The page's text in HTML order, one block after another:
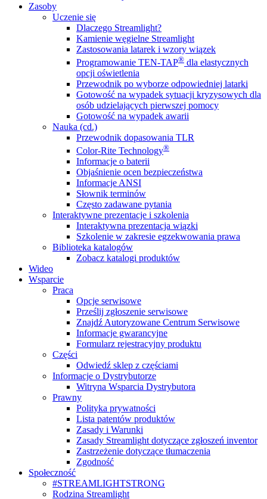
Zasoby
Uczenie się
Dlaczego Streamlight?
Kamienie węgielne Streamlight
Zastosowania latarek i wzory wiązek
Programowanie TEN-TAP® dla elastycznych
opcji oświetlenia
Przewodnik po wyborze odpowiedniej latarki
Gotowość na wypadek sytuacji kryzysowych dla
osób udzielających pierwszej pomocy
Gotowość na wypadek awarii
Nauka (cd.)
Przewodnik dopasowania TLR
Color-Rite Technology®
Informacje o baterii
Objaśnienie ocen bezpieczeństwa
Informacje ANSI
Słownik terminów
Często zadawane pytania
Interaktywne prezentacje i szkolenia
Interaktywna prezentacja wiązki
Szkolenie w zakresie egzekwowania prawa
Biblioteka katalogów
Zobacz katalogi produktów
Wideo
Wsparcie
Praca
Opcje serwisowe
Prześlij zgłoszenie serwisowe
Znajdź Autoryzowane Centrum Serwisowe
Informacje gwarancyjne
Formularz rejestracyjny produktu
Części
Odwiedź sklep z częściami
Informacje o Dystrybutorze
Witryna Wsparcia Dystrybutora
Prawny
Polityka prywatności
Lista patentów produktów
Zasady i Warunki
Zasady Streamlight dotyczące zgłoszeń inventor
Zastrzeżenie dotyczące tłumaczenia
Zgodność
Społeczność
#STREAMLIGHTSTRONG
Rodzina Streamlight